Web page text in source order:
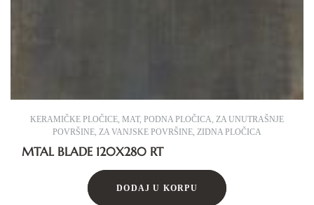
KERAMIČKE PLOČICE, MAT, PODNA PLOČICA, ZA UNUTRAŠNJE
POVRŠINE, ZA VANJSKE POVRŠINE, ZIDNA PLOČICA
MTAL BLADE 120X280 RT
DODAJ U KORPU